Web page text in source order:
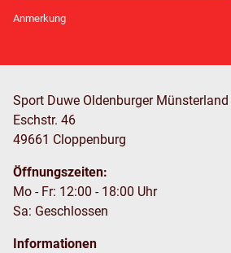
Anmerkung
Sport Duwe Oldenburger Münsterland
Eschstr. 46
49661 Cloppenburg
Öffnungszeiten:
Mo - Fr: 12:00 - 18:00 Uhr
Sa: Geschlossen
Informationen